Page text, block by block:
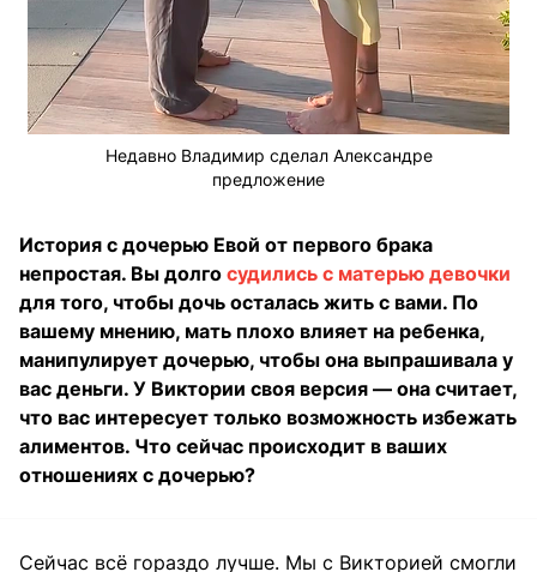
Недавно Владимир сделал Александре
предложение
История с дочерью Евой от первого брака
непростая. Вы долго судились с матерью девочки
для того, чтобы дочь осталась жить с вами. По
вашему мнению, мать плохо влияет на ребенка,
манипулирует дочерью, чтобы она выпрашивала у
вас деньги. У Виктории своя версия — она считает,
что вас интересует только возможность избежать
алиментов. Что сейчас происходит в ваших
отношениях с дочерью?
Сейчас всё гораздо лучше. Мы с Викторией смогли